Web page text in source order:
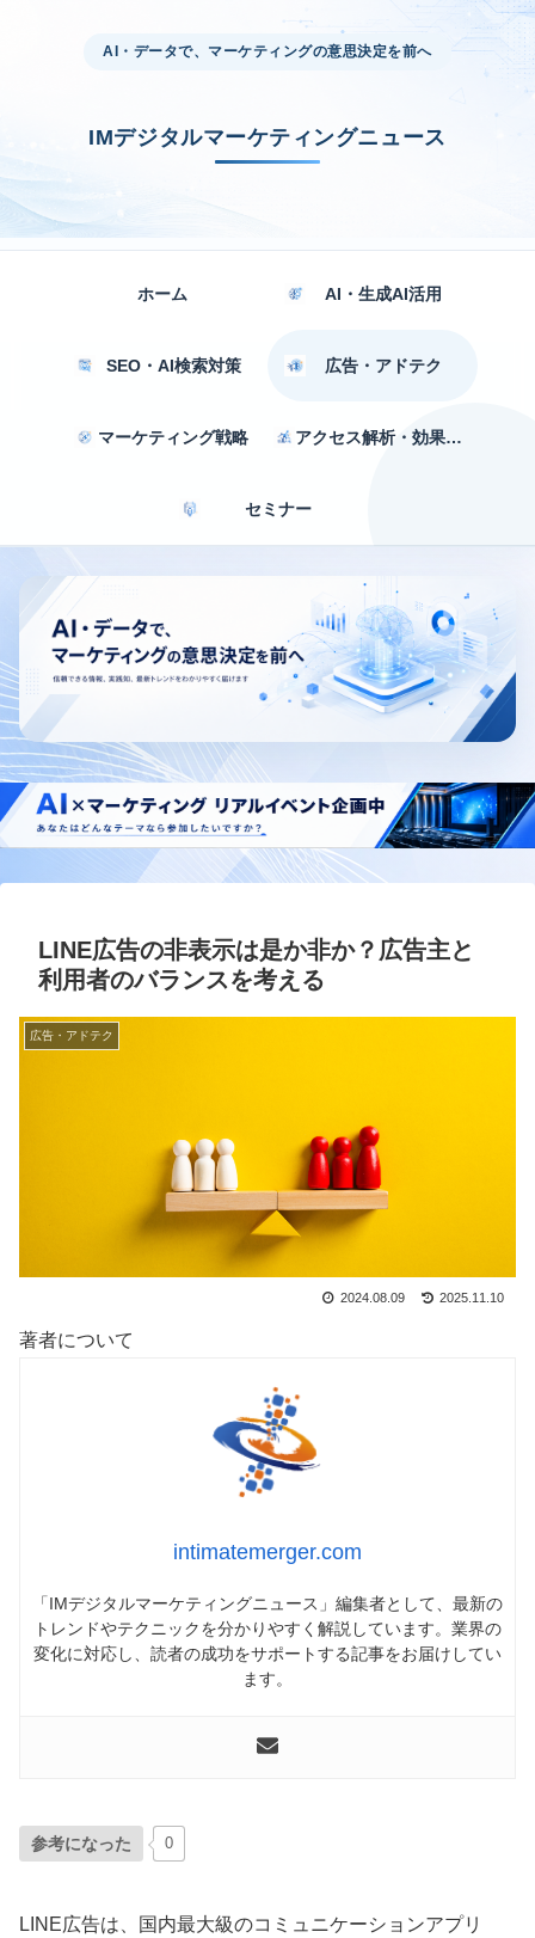
AI・データで、マーケティングの意思決定を前へ
IMデジタルマーケティングニュース
ホーム AI・生成AI活用
SEO・AI検索対策 広告・アドテク
マーケティング戦略 アクセス解析・効果測定
セミナー
LINE広告の非表示は是か非か？広告主と
利用者のバランスを考える
広告・アドテク
2024.08.09 2025.11.10
著者について
intimatemerger.com
「IMデジタルマーケティングニュース」編集者として、最新の
トレンドやテクニックを分かりやすく解説しています。業界の
変化に対応し、読者の成功をサポートする記事をお届けしてい
ます。
参考になった 0
LINE広告は、国内最大級のコミュニケーションアプリ